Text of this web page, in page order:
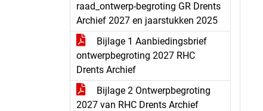
raad_ontwerp-begroting GR Drents
Archief 2027 en jaarstukken 2025
Bijlage 1 Aanbiedingsbrief
ontwerpbegroting 2027 RHC
Drents Archief
Bijlage 2 Ontwerpbegroting
2027 van RHC Drents Archief